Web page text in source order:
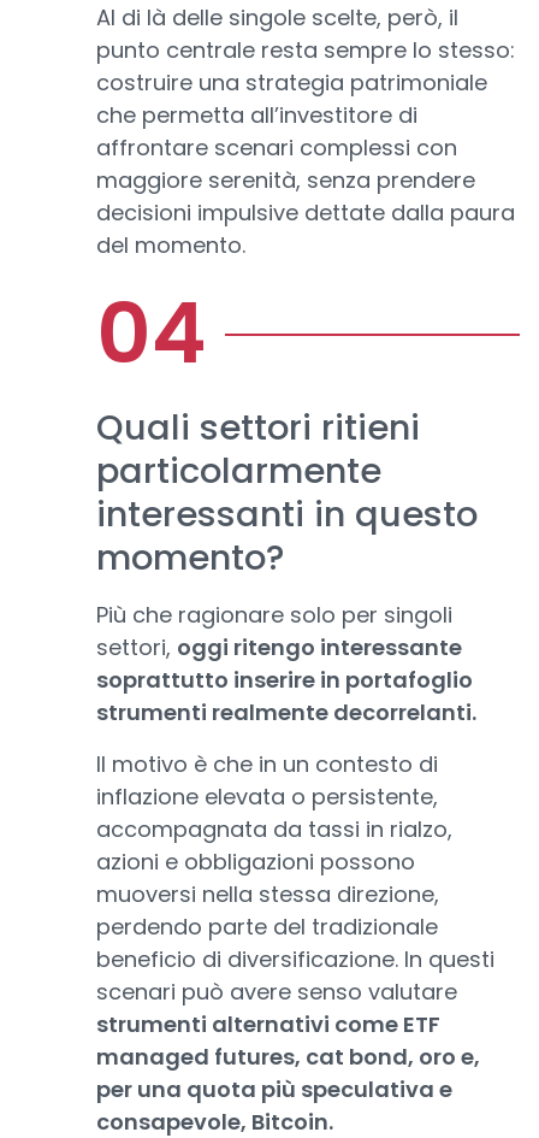
Al di là delle singole scelte, però, il
punto centrale resta sempre lo stesso:
costruire una strategia patrimoniale
che permetta all’investitore di
affrontare scenari complessi con
maggiore serenità, senza prendere
decisioni impulsive dettate dalla paura
del momento.
Quali settori ritieni
particolarmente
interessanti in questo
momento?
Più che ragionare solo per singoli
settori, oggi ritengo interessante
soprattutto inserire in portafoglio
strumenti realmente decorrelanti.
Il motivo è che in un contesto di
inflazione elevata o persistente,
accompagnata da tassi in rialzo,
azioni e obbligazioni possono
muoversi nella stessa direzione,
perdendo parte del tradizionale
beneficio di diversificazione. In questi
scenari può avere senso valutare
strumenti alternativi come ETF
managed futures, cat bond, oro e,
per una quota più speculativa e
consapevole, Bitcoin.